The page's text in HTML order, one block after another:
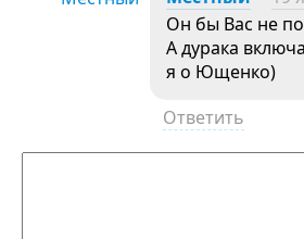
Он бы Вас не
А дурака
я о Ющенко)
Ответить